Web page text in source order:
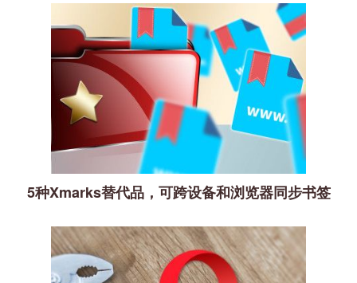
5种Xmarks替代品，可跨设备和浏览器同步书签